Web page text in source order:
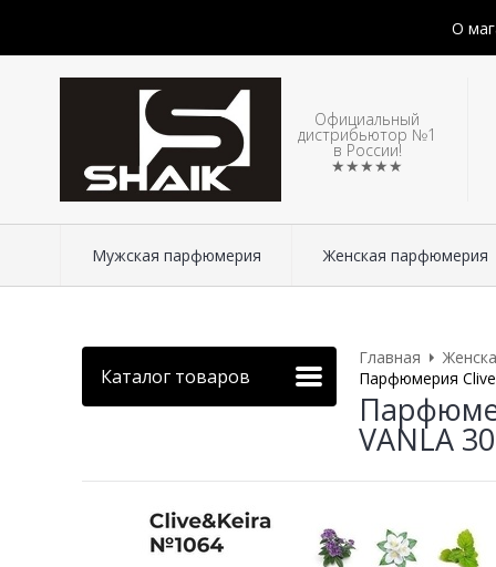
О
Официальный
дистрибьютор №1
в России!
★★★★★
Мужская парфюмерия Женская парфюмерия
Каталог товаров
Главная
Парфюмерия
VANLA